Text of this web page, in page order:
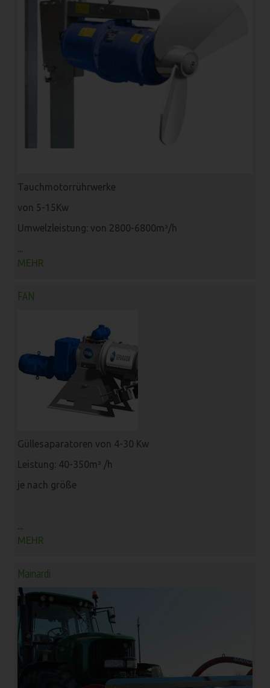
Tauchmotorrührwerke
von 5-15Kw
Umwelzleistung: von 2800-6800m³/h
...
MEHR
FAN
Güllesaparatoren von 4-30 Kw
Leistung: 40-350m³ /h
je nach größe
...
MEHR
Mainardi